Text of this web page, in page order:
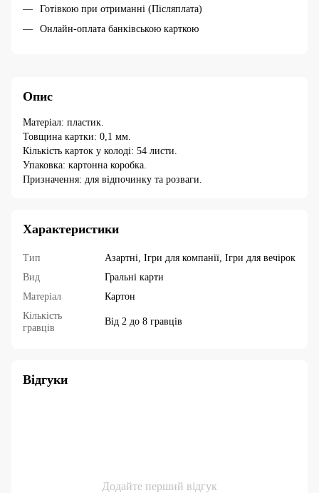
Готівкою при отриманні (Післяплата)
Онлайн-оплата банківською карткою
Опис
Матеріал: пластик.
Товщина картки: 0,1 мм.
Кількість карток у колоді: 54 листи.
Упаковка: картонна коробка.
Призначення: для відпочинку та розваги.
Характеристики
Тип
Азартні, Ігри для компанії, Ігри для вечірок
Вид
Гральні карти
Матеріал
Картон
Кількість
гравців
Від 2 до 8 гравців
Відгуки
Додайте перший відгук